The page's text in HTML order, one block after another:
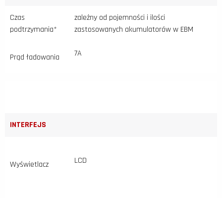
Czas
podtrzymania*
zależny od pojemności i ilości
zastosowanych akumulatorów w EBM
Prąd ładowania 7A
INTERFEJS
Wyświetlacz LCD